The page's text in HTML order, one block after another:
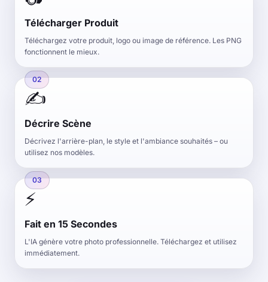
Télécharger Produit
Téléchargez votre produit, logo ou image de référence. Les PNG
fonctionnent le mieux.
02
✍️
Décrire Scène
Décrivez l'arrière-plan, le style et l'ambiance souhaités – ou
utilisez nos modèles.
03
⚡
Fait en 15 Secondes
L'IA génère votre photo professionnelle. Téléchargez et utilisez
immédiatement.